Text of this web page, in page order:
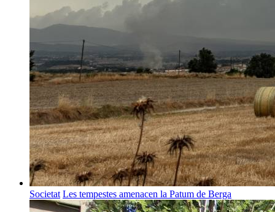
Societat Les tempestes amenacen la Patum de Berga